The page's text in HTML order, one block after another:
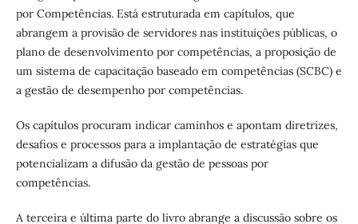
por Competências. Está estruturada em capítulos, que
abrangem a provisão de servidores nas instituições públicas, o
plano de desenvolvimento por competências, a proposição de
um sistema de capacitação baseado em competências (SCBC) e
a gestão de desempenho por competências.
Os capítulos procuram indicar caminhos e apontam diretrizes,
desafios e processos para a implantação de estratégias que
potencializam a difusão da gestão de pessoas por
competências.
A terceira e última parte do livro abrange a discussão sobre os